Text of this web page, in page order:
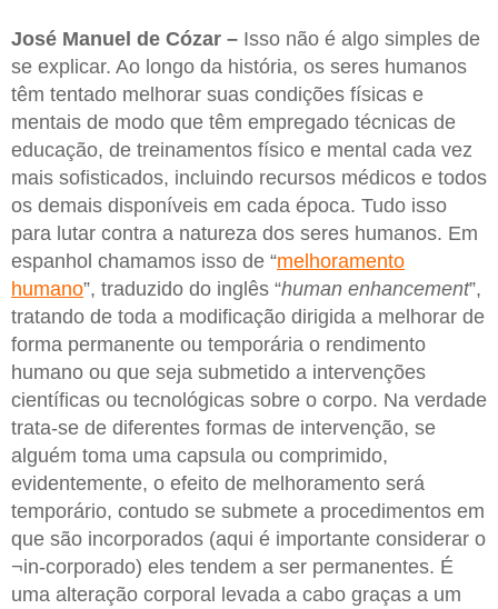
José Manuel de Cózar – Isso não é algo simples de
se explicar. Ao longo da história, os seres humanos
têm tentado melhorar suas condições físicas e
mentais de modo que têm empregado técnicas de
educação, de treinamentos físico e mental cada vez
mais sofisticados, incluindo recursos médicos e todos
os demais disponíveis em cada época. Tudo isso
para lutar contra a natureza dos seres humanos. Em
espanhol chamamos isso de “melhoramento
humano”, traduzido do inglês “human enhancement”,
tratando de toda a modificação dirigida a melhorar de
forma permanente ou temporária o rendimento
humano ou que seja submetido a intervenções
científicas ou tecnológicas sobre o corpo. Na verdade
trata-se de diferentes formas de intervenção, se
alguém toma uma capsula ou comprimido,
evidentemente, o efeito de melhoramento será
temporário, contudo se submete a procedimentos em
que são incorporados (aqui é importante considerar o
¬in-corporado) eles tendem a ser permanentes. É
uma alteração corporal levada a cabo graças a um